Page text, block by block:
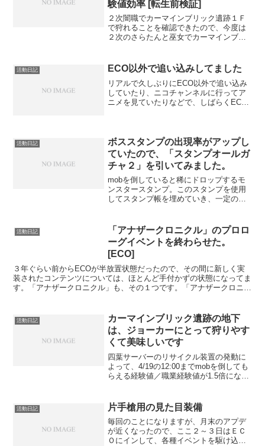
験値効率 [転生前検証]
２次闇職でカーマインブリック遺跡１Ｆ
で狩れることを確認できたので、今度は
２次のさらたんと巫女でカーマインブリ
（107/50/50）でカーマインブリック遺跡
狩りをしてみます。装備...
活動日記 ECO以外で追い込みしてました
リアルで久しぶりにECO以外で追い込み
していたり、ニコチャンネルに行ってア
ニメを見ていたりなどで、しばらくECO
がひと区切りついたの...
活動日記
ボススタンプの出現率がアップし
ていたので、「スタンプオールガ
チャ２」を引いてみました。
mobを倒していると稀にドロップするモ
ンスタースタンプ。このスタンプを使用
してスタンプ帳を埋めていき、一定の条
品がもらえます。しばらくモンスタース
タンプの存在を忘れてま...
活動日記
「アナザークロニクル」のプロロ
ーグイベントを終わらせた。
[ECO]
３年ぐらい前からECOが半放置状態だったので、その間に新しく実
装されたコンテンツについては、ほとんど手付かずの状態になってま
す。「アナザークロニクル」も、その１つです。「アナザークロニク
活動日記
カーマインブリック遺跡の地下
は、ジョーカーにとって狩りやす
くて美味しいです
四葉サーバーのリサイクル装置の発動に
よって、4/19の12:00までmobを倒しても
らえる経験値／職業経験値が1.5倍になり
さなければもったいなさすぎるというこ
とで...
活動日記 片手槍用の見た目装備
毎回のことになりますが、月末のアプデ
が近くなったので、ここ２～３日はＥＣ
Ｏにインして、各種イベントを駆け込み